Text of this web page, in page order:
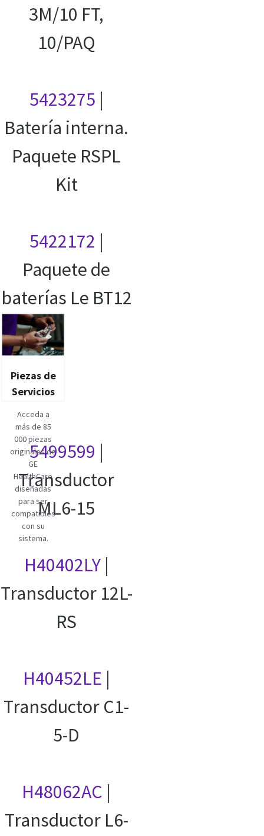
3M/10 FT,
10/PAQ
5423275 |
Batería interna.
Paquete RSPL
Kit
5422172 |
Paquete de
baterías Le BT12
Piezas de
Servicios
Acceda a
más de 85
000 piezas
originales de
GE
HealthCare
diseñadas
para ser
compatibles
con su
sistema.
5499599 |
Transductor
ML6-15
H40402LY|
Transductor 12L-
RS
H40452LE |
Transductor C1-
5-D
H48062AC |
Transductor L6-